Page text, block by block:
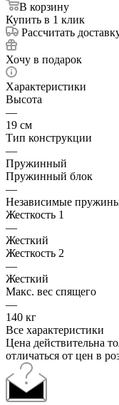
В корзину
Купить в 1 клик
Рассчитать
Хочу в подарок
Характеристики
Высота
—
19 см
Тип конструкции
—
Пружинный
Пружинный блок
—
Независимые
Жесткость 1
—
Жесткий
Жесткость 2
—
Жесткий
Макс. вес спящего
—
140 кг
Все характеристики
Цена действительна
отличаться от цен в